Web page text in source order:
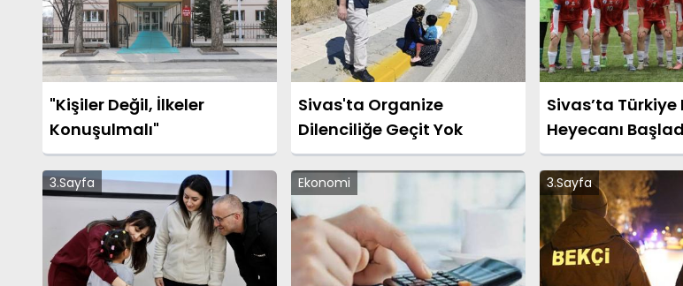
"Kişiler Değil, İlkeler
Konuşulmalı"
Sivas'ta Organize
Dilenciliğe Geçit Yok
Sivas’ta Türkiye
Heyecanı
3.Sayfa Ekonomi 3.Sayfa